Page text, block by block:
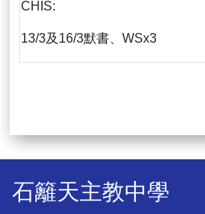
CHIS:
13/3及16/3默書、WSx3
石籬天主教中學